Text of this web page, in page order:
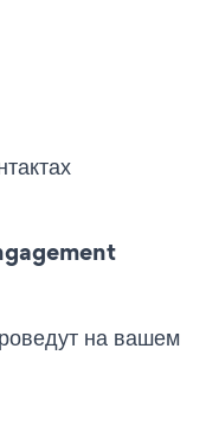
на вашем